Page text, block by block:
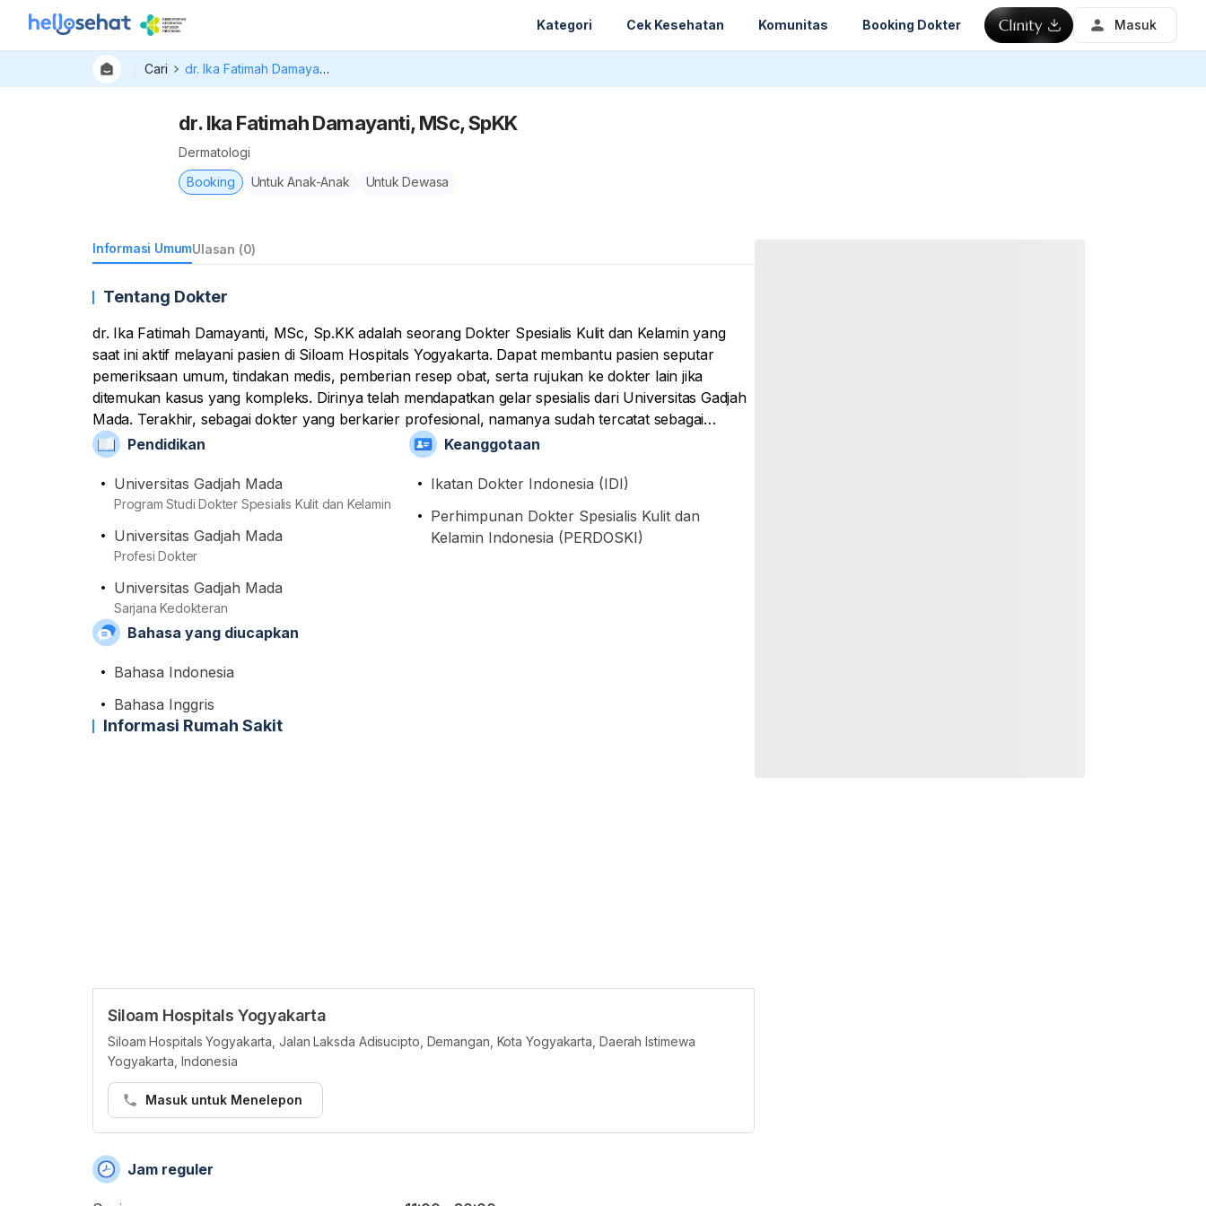
Kategori Cek Kesehatan Komunitas Booking Dokter Masuk
Cari dr. Ika Fatimah Damayanti, MSc, SpKK
dr. Ika Fatimah Damayanti, MSc, SpKK
Dermatologi
Booking
Untuk Anak-Anak Untuk Dewasa
Informasi UmumUlasan (0)
Tentang Dokter
dr. Ika Fatimah Damayanti, MSc, Sp.KK adalah seorang Dokter Spesialis Kulit dan Kelamin yang
saat ini aktif melayani pasien di Siloam Hospitals Yogyakarta. Dapat membantu pasien seputar
pemeriksaan umum, tindakan medis, pemberian resep obat, serta rujukan ke dokter lain jika
ditemukan kasus yang kompleks. Dirinya telah mendapatkan gelar spesialis dari Universitas Gadjah
Mada. Terakhir, sebagai dokter yang berkarier profesional, namanya sudah tercatat sebagai
anggota aktif di Ikatan Dokter Indonesia (IDI) dan Perhimpunan Dokter Spesialis Kulit dan Kelamin
Indonesia (PERDOSKI).
Pendidikan
Universitas Gadjah Mada
Program Studi Dokter Spesialis Kulit dan Kelamin
Universitas Gadjah Mada
Profesi Dokter
Universitas Gadjah Mada
Sarjana Kedokteran
Keanggotaan
Ikatan Dokter Indonesia (IDI)
Perhimpunan Dokter Spesialis Kulit dan
Kelamin Indonesia (PERDOSKI)
Bahasa yang diucapkan
Bahasa Indonesia
Bahasa Inggris
Informasi Rumah Sakit
Siloam Hospitals Yogyakarta
Siloam Hospitals Yogyakarta, Jalan Laksda Adisucipto, Demangan, Kota Yogyakarta, Daerah Istimewa
Yogyakarta, Indonesia
Masuk untuk Menelepon
Jam reguler